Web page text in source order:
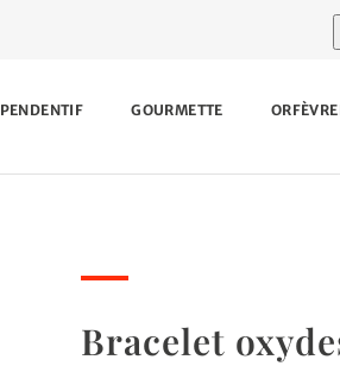
PENDENTIF GOURMETTE
Bracelet